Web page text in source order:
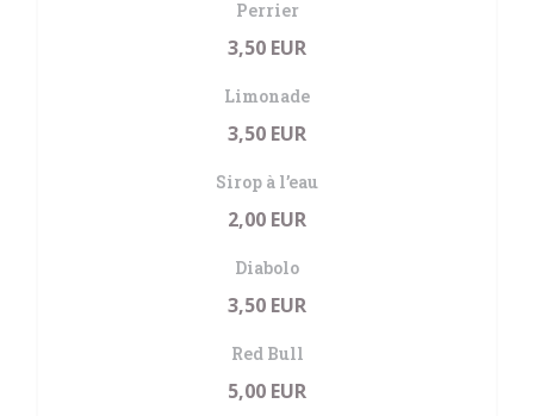
Perrier
3,50 EUR
Limonade
3,50 EUR
Sirop à l’eau
2,00 EUR
Diabolo
3,50 EUR
Red Bull
5,00 EUR